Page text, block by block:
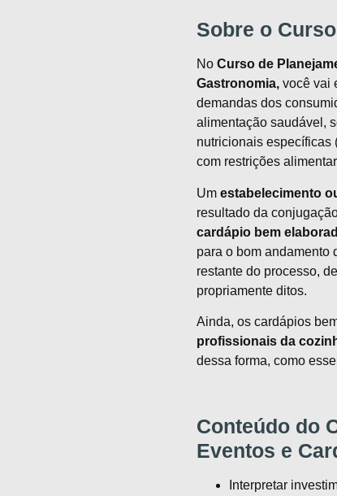
Sobre o Curso
No Curso de
Gastronomia,você vai
demandas dos
alimentação saudável,
nutricionais específicas
com restrições
Um estabelecimento
resultado da
cardápio bem
para o bom andamento
restante do processo,
propriamente ditos.
Ainda, os cardápios
profissionais da
dessa forma, como
Conteúdo do
Eventos e
Interpretar